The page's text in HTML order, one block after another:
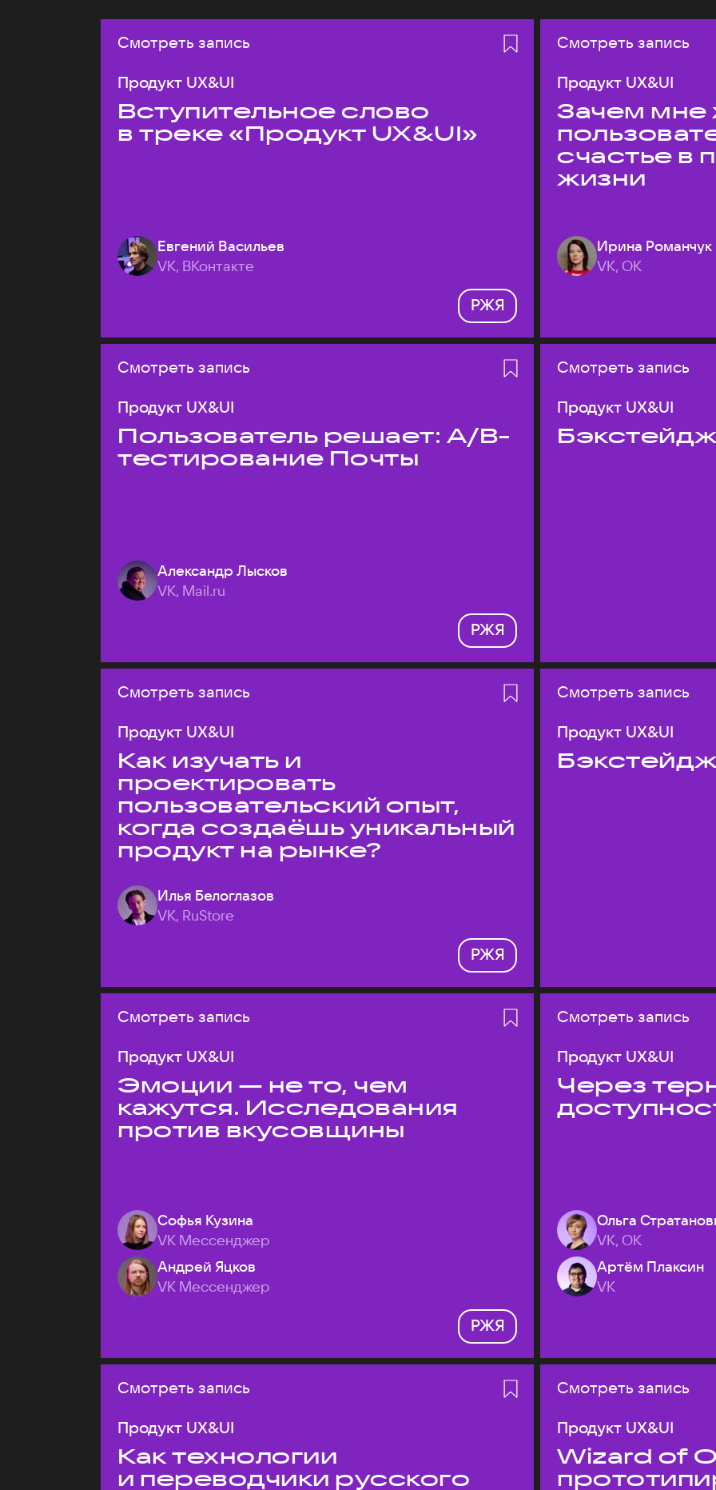
Смотреть запись
Продукт UX&UI
Вступительное слово
в треке «Продукт UX&UI»
Евгений Васильев
VK, ВКонтакте
РЖЯ
Смотреть запись
Продукт UX&UI
Зачем мне
счастье в
жизни
Ирина Романчук
VK, ОК
Смотреть запись
Продукт UX&UI
Пользователь решает: A/B-
тестирование Почты
Александр Лысков
VK, Mail.ru
РЖЯ
Смотреть запись
Продукт UX&UI
Бэкстейдж
Смотреть запись
Продукт UX&UI
Как изучать и
проектировать
пользовательский опыт,
когда создаёшь уникальный
продукт на рынке?
Илья Белоглазов
VK, RuStore
РЖЯ
Смотреть запись
Продукт UX&UI
Бэкстейдж
Смотреть запись
Продукт UX&UI
Эмоции — не то, чем
кажутся. Исследования
против вкусовщины
Софья Кузина
VK Мессенджер
Андрей Яцков
VK Мессенджер
РЖЯ
Смотреть запись
Продукт UX&UI
Через
Ольга
VK, ОК
Артём Плаксин
VK
Смотреть запись
Продукт UX&UI
Как технологии
и переводчики русского
Смотреть запись
Продукт UX&UI
Wizard of